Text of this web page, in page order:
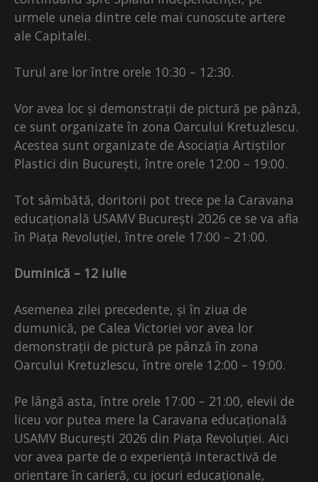
urmele uneia dintre cele mai cunoscute artere
ale Capitalei.
Turul are lor între orele 10:30 – 12:30.
Vor avea loc și demonstrații de pictură pe pânză,
ce sunt organizate în zona Oarcului Kretuzlescu.
Acestea sunt organizate de Asociația Artiștilor
Plastici din București, între orele 12:00 – 19:00.
Tot sâmbătă, doritorii pot trece pe la Caravana
educațională USAMV București 2026 ce se va afla
în Piața Revoluției, între orele 17:00 – 21:00.
Duminică – 12 iulie
Asemenea zilei precedente, și în ziua de
dumunică, pe Calea Victoriei vor avea lor
demonstrații de pictură pe pânză în zona
Oarcului Kretuzlescu, între orele 12:00 – 19:00.
Pe lângă asta, între orele 17:00 – 21:00, elevii de
liceu vor putea mere la Caravana educațională
USAMV București 2026 din Piața Revoluției. Aici
vor avea parte de o experiență interactivă de
orientare în carieră, cu jocuri educaționale,